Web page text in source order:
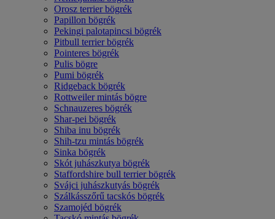
Orosz terrier bögrék
Papillon bögrék
Pekingi palotapincsi bögrék
Pitbull terrier bögrék
Pointeres bögrék
Pulis bögre
Pumi bögrék
Ridgeback bögrék
Rottweiler mintás bögre
Schnauzeres bögrék
Shar-pei bögrék
Shiba inu bögrék
Shih-tzu mintás bögrék
Sinka bögrék
Skót juhászkutya bögrék
Staffordshire bull terrier bögrék
Svájci juhászkutyás bögrék
Szálkásszőrű tacskós bögrék
Szamojéd bögrék